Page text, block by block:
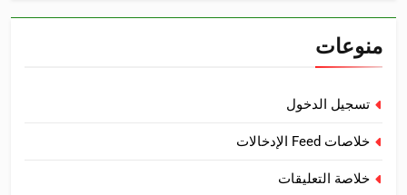
منوعات
تسجيل الدخول
خلاصات Feed الإدخالات
خلاصة التعليقات